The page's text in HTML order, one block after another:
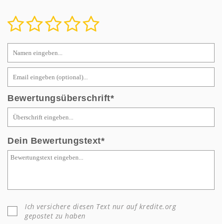
Bewertungsüberschrift
Dein Bewertungstext
Ich versichere diesen Text nur auf kredite.org
gepostet zu haben